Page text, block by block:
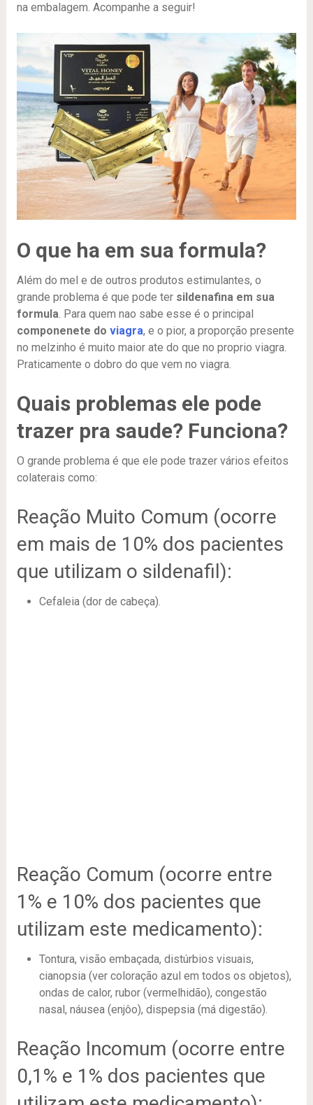
na embalagem. Acompanhe a seguir!
O que ha em sua formula?
Além do mel e de outros produtos estimulantes, o
grande problema é que pode ter sildenafina em sua
formula . Para quem nao sabe esse é o principal
componenete do viagra, e o pior, a proporção presente
no melzinho é muito maior ate do que no proprio viagra.
Praticamente o dobro do que vem no viagra.
Quais problemas ele pode
trazer pra saude? Funciona?
O grande problema é que ele pode trazer vários efeitos
colaterais como:
Reação Muito Comum (ocorre
em mais de 10% dos pacientes
que utilizam o sildenafil):
Cefaleia (dor de cabeça).
Reação Comum (ocorre entre
1% e 10% dos pacientes que
utilizam este medicamento):
Tontura, visão embaçada, distúrbios visuais,
cianopsia (ver coloração azul em todos os objetos),
ondas de calor, rubor (vermelhidão), congestão
nasal, náusea (enjôo), dispepsia (má digestão).
Reação Incomum (ocorre entre
0,1% e 1% dos pacientes que